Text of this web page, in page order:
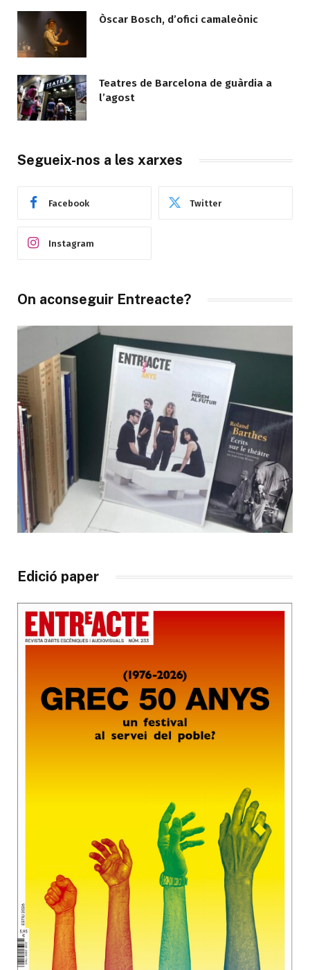
Òscar Bosch, d’ofici camaleònic
Teatres de Barcelona de guàrdia a
l’agost
Segueix-nos a les xarxes
Facebook Twitter
Instagram
On aconseguir Entreacte?
Edició paper